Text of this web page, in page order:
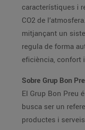
característiques i
CO2 de
mitjançant un
regula de forma
eficiència, confort
Sobre Grup Bon
El Grup Bon Preu
busca ser un
productes i